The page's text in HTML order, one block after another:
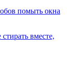
помыть окна
вместе,